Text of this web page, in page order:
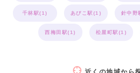
千林駅(1) あびこ駅(1) 針中野
西梅田駅(1) 松屋町駅(1)